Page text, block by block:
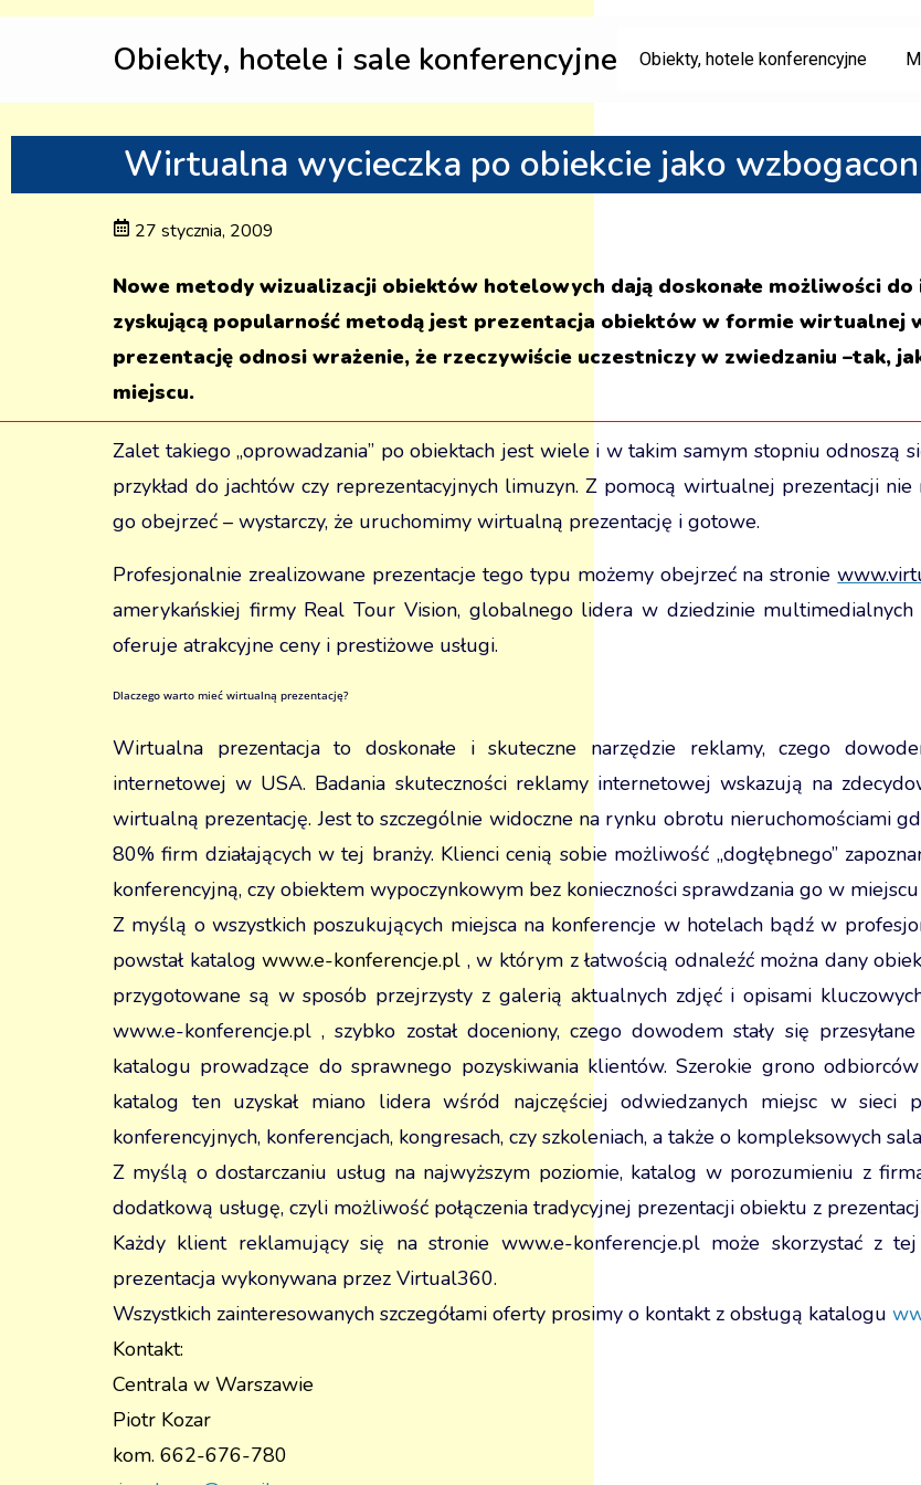
Obiekty, hotele i sale konferencyjne Obiekty, hotele konferencyjne
Wirtualna wycieczka po obiekcie jako
27 stycznia, 2009
Nowe metody wizualizacji obiektów hotelowych dają doskonałe możliwości
zyskującą popularność metodą jest prezentacja obiektów w formie wirtualnej
prezentację odnosi wrażenie, że rzeczywiście uczestniczy w zwiedzaniu –tak,
miejscu.
Zalet takiego „oprowadzania” po obiektach jest wiele i w takim samym stopniu odnoszą
przykład do jachtów czy reprezentacyjnych limuzyn. Z pomocą wirtualnej prezentacji
go obejrzeć – wystarczy, że uruchomimy wirtualną prezentację i gotowe.
Profesjonalnie zrealizowane prezentacje tego typu możemy obejrzeć na stronie
amerykańskiej firmy Real Tour Vision, globalnego lidera w dziedzinie
oferuje atrakcyjne ceny i prestiżowe usługi.
Dlaczego warto mieć wirtualną prezentację?
Wirtualna prezentacja to doskonałe i skuteczne narzędzie reklamy, czego
internetowej w USA. Badania skuteczności reklamy internetowej wskazują na
wirtualną prezentację. Jest to szczególnie widoczne na rynku obrotu nieruchomościami
80% firm działających w tej branży. Klienci cenią sobie możliwość „dogłębnego”
konferencyjną, czy obiektem wypoczynkowym bez konieczności sprawdzania go w
Z myślą o wszystkich poszukujących miejsca na konferencje w hotelach bądź w
powstał katalogwww.e-konferencje.pl , w którym z łatwością odnaleźć można dany
przygotowane są w sposób przejrzysty z galerią aktualnych zdjęć i opisami
www.e-konferencje.pl , szybko został doceniony, czego dowodem stały się
katalogu prowadzące do sprawnego pozyskiwania klientów. Szerokie grono
katalog ten uzyskał miano lidera wśród najczęściej odwiedzanych miejsc w sieci
konferencyjnych, konferencjach, kongresach, czy szkoleniach, a także o kompleksowych
Z myślą o dostarczaniu usług na najwyższym poziomie, katalog w porozumieniu z
dodatkową usługę, czyli możliwość połączenia tradycyjnej prezentacji obiektu z
Każdy klient reklamujący się na stronie www.e-konferencje.plmoże skorzystać z
prezentacja wykonywana przez Virtual360.
Wszystkich zainteresowanych szczegółami oferty prosimy o kontakt z obsługą katalogu
Kontakt:
Centrala w Warszawie
Piotr Kozar
kom. 662-676-780